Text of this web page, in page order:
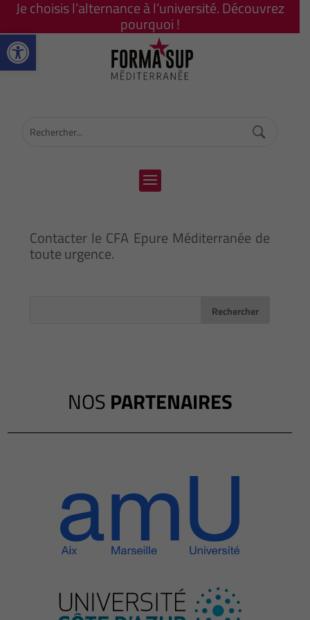
Ouvrir la barre d’outils
Je choisis l’alternance à l’université. Découvrez
pourquoi !
Contacter le CFA Epure Méditerranée de
toute urgence.
NOS PARTENAIRES